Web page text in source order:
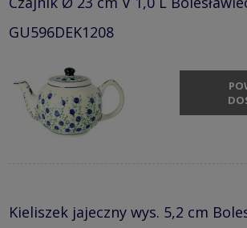
GU596DEK1208
Kieliszek jajeczny wys. 5,2 cm